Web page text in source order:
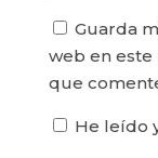
Guarda
web en este
que
He leído